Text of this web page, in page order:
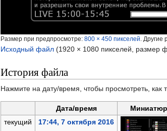
Размер при предпросмотре: 800 × 450 пикселей Другие
Исходный файл (1920 × 1080 пикселей, размер
История файла
Нажмите на дату/время, чтобы просмотреть, как
Дата/время
текущий
17:44, 7 октября 2016